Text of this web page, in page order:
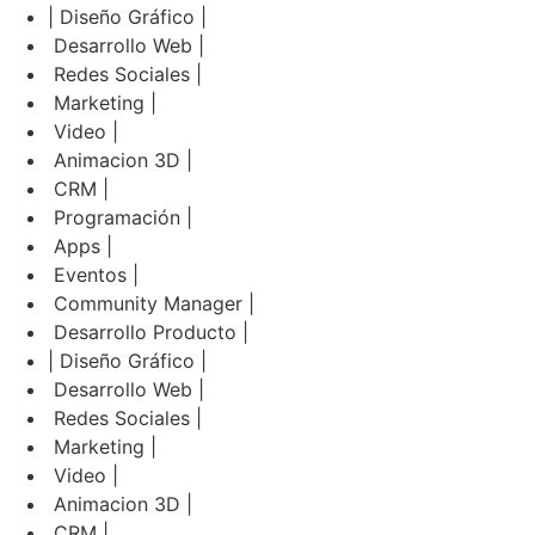
| Diseño Gráfico |
Desarrollo Web |
Redes Sociales |
Marketing |
Video |
Animacion 3D |
CRM |
Programación |
Apps |
Eventos |
Community Manager |
Desarrollo Producto |
| Diseño Gráfico |
Desarrollo Web |
Redes Sociales |
Marketing |
Video |
Animacion 3D |